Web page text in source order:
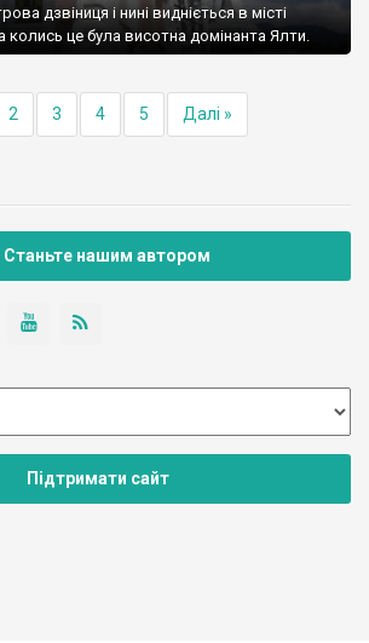
дзвіниця і нині видніється в місті
колись це була висотна домінанта Ялти.
2 3 4 5 Далі »
Станьте нашим автором
Підтримати сайт